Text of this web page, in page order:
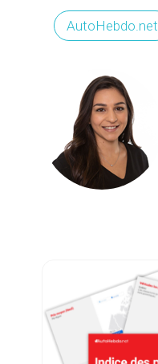
AutoHebdo.net